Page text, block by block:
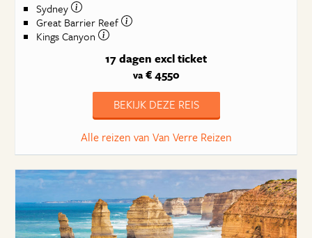
Sydney
Great Barrier Reef
Kings Canyon
17 dagen excl ticket
va€ 4550
BEKIJK DEZE REIS
Alle reizen van Van Verre Reizen